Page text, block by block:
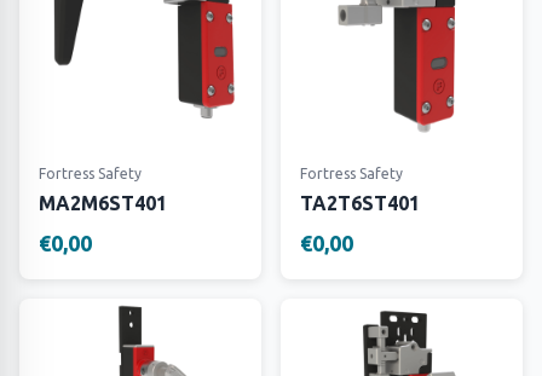
Fortress Safety
MA2M6ST401
€0,00
Fortress Safety
TA2T6ST401
€0,00